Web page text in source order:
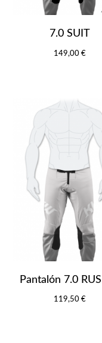
7.0 SUIT
149,00 €
Pantalón 7.0
119,50 €